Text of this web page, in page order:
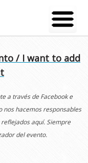
/ I want to add
a través de Facebook e
hacemos responsables
aquí. Siempre
del evento.